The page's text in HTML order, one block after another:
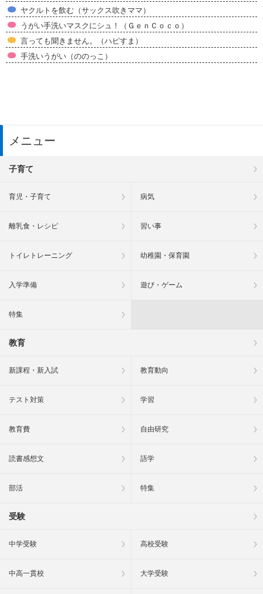
ヤクルトを飲む（サックス吹きママ）
うがい手洗いマスクにシュ！（ＧｅｎＣｏｃｏ）
言っても聞きません。（ハピすま）
手洗いうがい（ののっこ）
メニュー
子育て
育児・子育て 病気
離乳食・レシピ 習い事
トイレトレーニング 幼稚園・保育園
入学準備 遊び・ゲーム
特集
教育
新課程・新入試 教育動向
テスト対策 学習
教育費 自由研究
読書感想文 語学
部活 特集
受験
中学受験 高校受験
中高一貫校 大学受験